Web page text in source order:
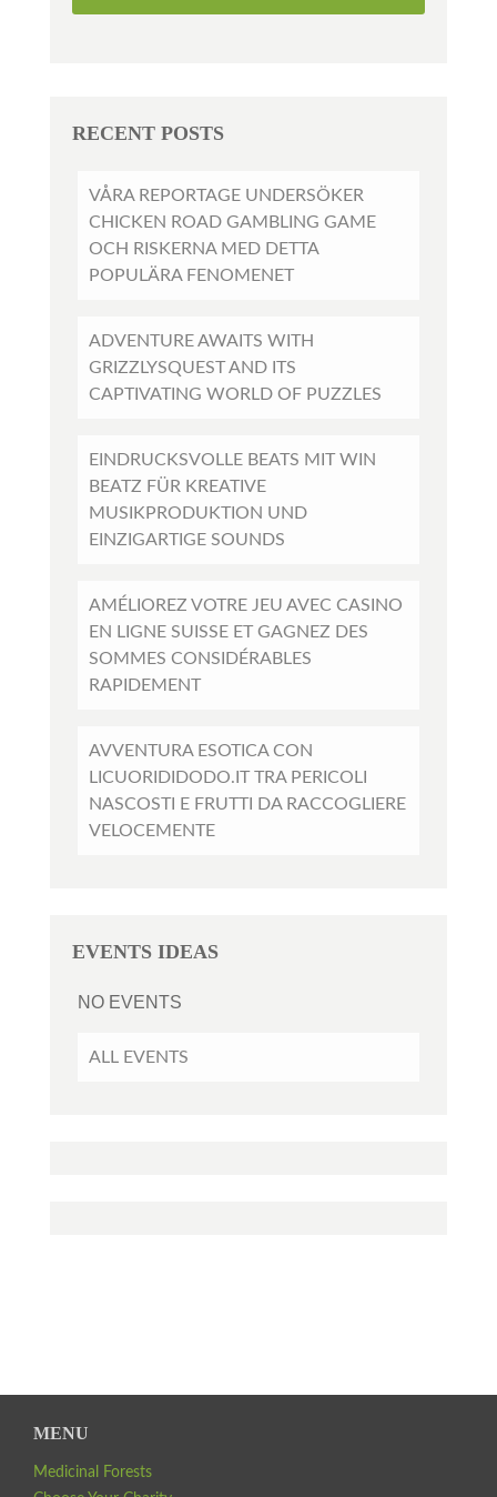
RECENT POSTS
VÅRA REPORTAGE UNDERSÖKER
CHICKEN ROAD GAMBLING GAME
OCH RISKERNA MED DETTA
POPULÄRA FENOMENET
ADVENTURE AWAITS WITH
GRIZZLYSQUEST AND ITS
CAPTIVATING WORLD OF PUZZLES
EINDRUCKSVOLLE BEATS MIT WIN
BEATZ FÜR KREATIVE
MUSIKPRODUKTION UND
EINZIGARTIGE SOUNDS
AMÉLIOREZ VOTRE JEU AVEC CASINO
EN LIGNE SUISSE ET GAGNEZ DES
SOMMES CONSIDÉRABLES
RAPIDEMENT
AVVENTURA ESOTICA CON
LICUORIDIDODO.IT TRA PERICOLI
NASCOSTI E FRUTTI DA RACCOGLIERE
VELOCEMENTE
EVENTS IDEAS
NO EVENTS
ALL EVENTS
MENU
Medicinal Forests